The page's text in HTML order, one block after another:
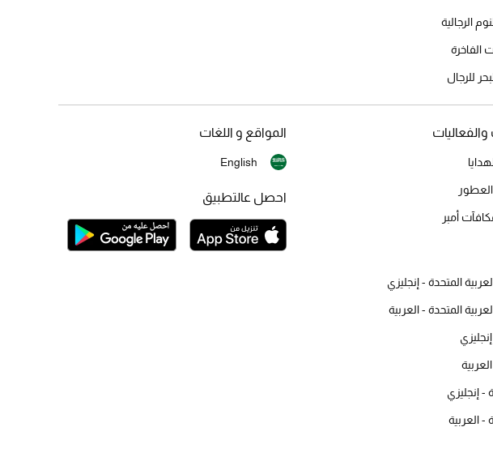
الرجالية
الفاخرة
للرجال
أمبر
المتحدة - إنجليزي
المتحدة - العربية
- إنجليزي
العربية
المواقع و اللغات
English
احصل عالتطبيق